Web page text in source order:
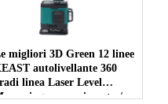
migliori 3D Green 12 linee
autolivellante 360
linea Laser Level
per pavimento /